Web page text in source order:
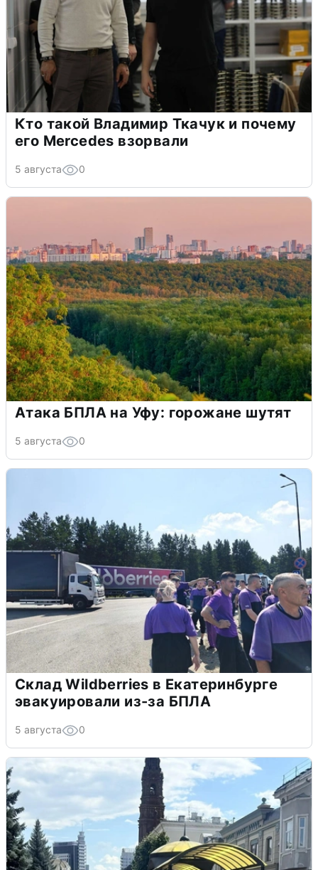
Кто такой Владимир Ткачук и почему
его Mercedes взорвали
5 августа 0
Атака БПЛА на Уфу: горожане шутят
5 августа 0
Склад Wildberries в Екатеринбурге
эвакуировали из-за БПЛА
5 августа 0